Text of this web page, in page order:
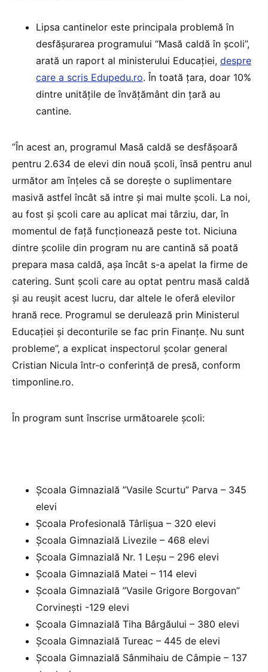
Lipsa cantinelor este principala problemă în
desfășurarea programului “Masă caldă în școli”,
arată un raport al ministerului Educației, despre
care a scris Edupedu.ro. În toată țara, doar 10%
dintre unitățile de învățământ din țară au
cantine.
”În acest an, programul Masă caldă se desfășoară
pentru 2.634 de elevi din nouă școli, însă pentru anul
următor am înțeles că se dorește o suplimentare
masivă astfel încât să intre și mai multe școli. La noi,
au fost și școli care au aplicat mai târziu, dar, în
momentul de față funcționează peste tot. Niciuna
dintre școlile din program nu are cantină să poată
prepara masa caldă, așa încât s-a apelat la firme de
catering. Sunt școli care au optat pentru masă caldă
și au reușit acest lucru, dar altele le oferă elevilor
hrană rece. Programul se derulează prin Ministerul
Educației și deconturile se fac prin Finanțe. Nu sunt
probleme”, a explicat inspectorul școlar general
Cristian Nicula într-o conferință de presă, conform
timponline.ro.
În program sunt înscrise următoarele școli:
Școala Gimnazială ”Vasile Scurtu” Parva – 345
elevi
Școala Profesională Târlișua – 320 elevi
Școala Gimnazială Livezile – 468 elevi
Școala Gimnazială Nr. 1 Leșu – 296 elevi
Școala Gimnazială Matei – 114 elevi
Școala Gimnazială ”Vasile Grigore Borgovan”
Corvinești -129 elevi
Școala Gimnazială Tiha Bârgăului – 380 elevi
Școala Gimnazială Tureac – 445 de elevi
Școala Gimnazială Sânmihaiu de Câmpie – 137